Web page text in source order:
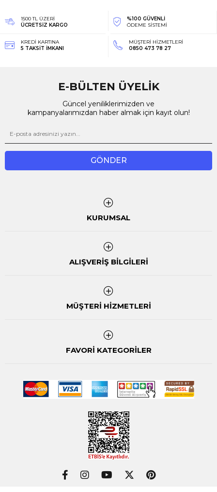
1500 TL ÜZERİ
ÜCRETSİZ KARGO
%100 GÜVENLİ
ÖDEME SİSTEMİ
KREDİ KARTINA
5 TAKSİT İMKANI
MÜŞTERİ HİZMETLERİ
0850 473 78 27
E-BÜLTEN ÜYELİK
Güncel yeniliklerimizden ve
kampanyalarımızdan haber almak için kayıt olun!
GÖNDER
KURUMSAL
ALIŞVERİŞ BİLGİLERİ
MÜŞTERİ HİZMETLERİ
FAVORİ KATEGORİLER